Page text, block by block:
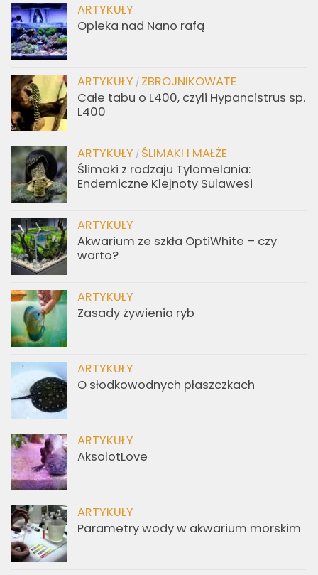
ARTYKUŁY
Opieka nad Nano rafą
ARTYKUŁY / ZBROJNIKOWATE
Całe tabu o L400, czyli Hypancistrus sp.
L400
ARTYKUŁY / ŚLIMAKI I MAŁŻE
Ślimaki z rodzaju Tylomelania:
Endemiczne Klejnoty Sulawesi
ARTYKUŁY
Akwarium ze szkła OptiWhite – czy
warto?
ARTYKUŁY
Zasady żywienia ryb
ARTYKUŁY
O słodkowodnych płaszczkach
ARTYKUŁY
AksolotLove
ARTYKUŁY
Parametry wody w akwarium morskim